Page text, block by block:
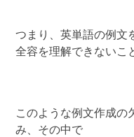
つまり、英単語の例文
全容を理解できないこ
このような例文作成の
み、その中で